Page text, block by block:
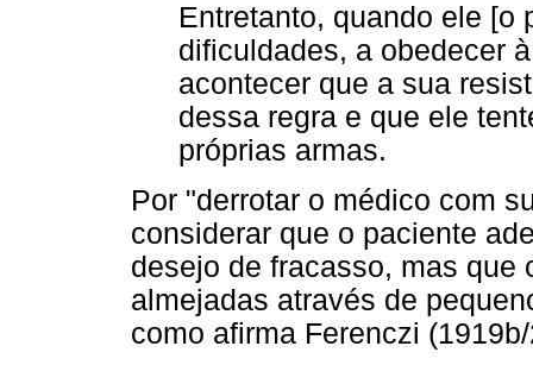
Entretanto, quando ele [o
dificuldades, a obedecer
acontecer que a sua
dessa regra e que ele
próprias armas.
Por "derrotar o médico com
considerar que o paciente
desejo de fracasso, mas que
almejadas através de
como afirma Ferenczi